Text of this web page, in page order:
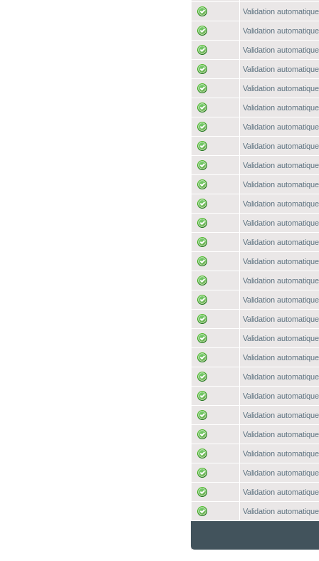
Validation
Validation
Validation
Validation
Validation
Validation
Validation
Validation
Validation
Validation
Validation
Validation
Validation
Validation
Validation
Validation
Validation
Validation
Validation
Validation
Validation
Validation
Validation
Validation
Validation
Validation
Validation